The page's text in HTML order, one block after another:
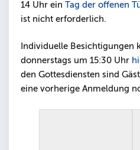
14 Uhr ein Tag der offenen
ist nicht erforderlich.
Individuelle Besichtigungen
donnerstags um 15:30 Uhr
den Gottesdiensten sind
eine vorherige Anmeldung